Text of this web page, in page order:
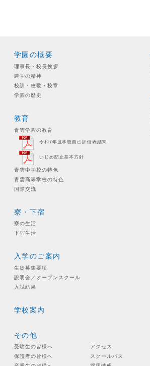
学園の概要
理事長・校長挨拶
建学の精神
校訓・校歌・校章
学園の歴史
教育
青雲学園の教育
令和7年度学校自己評価表結果
いじめ防止基本方針
青雲中学校の特色
青雲高等学校の特色
国際交流
寮・下宿
寮の生活
下宿生活
入学のご案内
生徒募集要項
説明会／オープンスクール
入試結果
学校案内
その他
受験生の皆様へ
保護者の皆様へ
アクセス
スクールバス